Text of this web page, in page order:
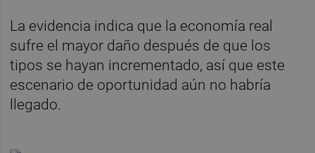
La evidencia indica que la economía real
sufre el mayor daño después de que los
tipos se hayan incrementado, así que este
escenario de oportunidad aún no habría
llegado.